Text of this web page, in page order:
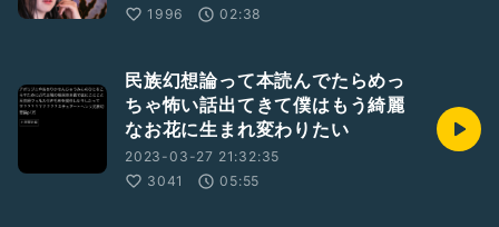
1996
02:38
民族幻想論って本読んでたらめっ
ちゃ怖い話出てきて僕はもう綺麗
なお花に生まれ変わりたい
2023-03-27 21:32:35
3041
05:55